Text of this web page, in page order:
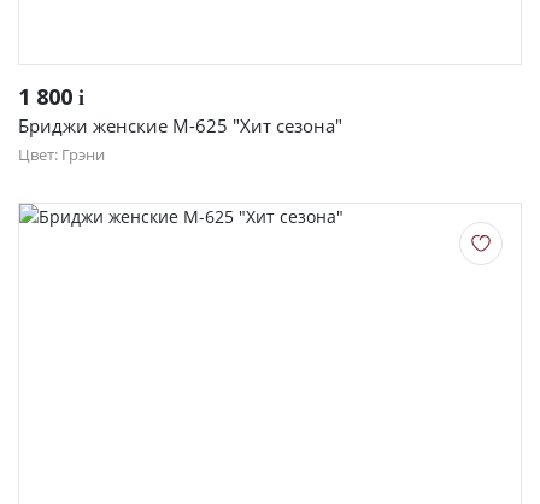
1 800 i
Бриджи женские М-625 "Хит сезона"
Цвет: Грэни